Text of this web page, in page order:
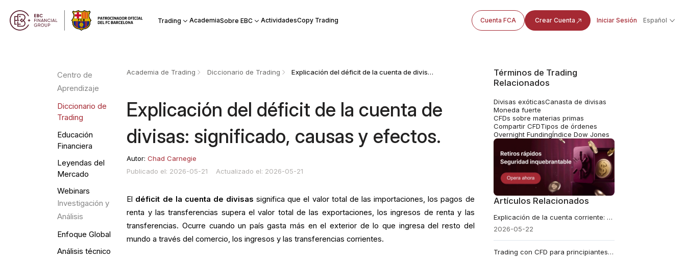
Trading AcademiaSobre EBC ActividadesCopy Trading Cuenta FCA Crear Cuenta Iniciar Sesión Español
Centro de
Aprendizaje
Diccionario de
Trading
Educación
Financiera
Leyendas del
Mercado
Webinars
Investigación y
Análisis
Enfoque Global
Análisis técnico
Academia de Trading Diccionario de Trading Explicación del déficit de la cuenta de divisas: significado, causas y efectos.
Explicación del déficit de la cuenta de
divisas: significado, causas y efectos.
Autor:Chad Carnegie
Publicado el: 2026-05-21
Actualizado el: 2026-05-21
El déficit de la cuenta de divisas significa que el valor total de las importaciones, los pagos de
renta y las transferencias supera el valor total de las exportaciones, los ingresos de renta y las
transferencias. Ocurre cuando un país gasta más en el exterior de lo que ingresa del resto del
mundo a través del comercio, los ingresos y las transferencias corrientes.
Términos de Trading
Relacionados
Divisas exóticasCanasta de divisas
Moneda fuerte
CFDs sobre materias primas
Compartir CFDTipos de órdenes
Overnight FundingÍndice Dow Jones
Artículos Relacionados
Explicación de la cuenta corriente: significado, componentes e impacto en el mercado de divisas
2026-05-22
Trading con CFD para principiantes: cómo empezar paso a paso